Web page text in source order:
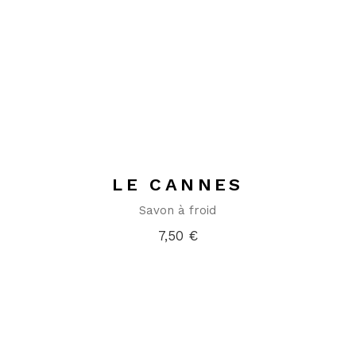
LE CANNES
Savon à froid
7,50 €